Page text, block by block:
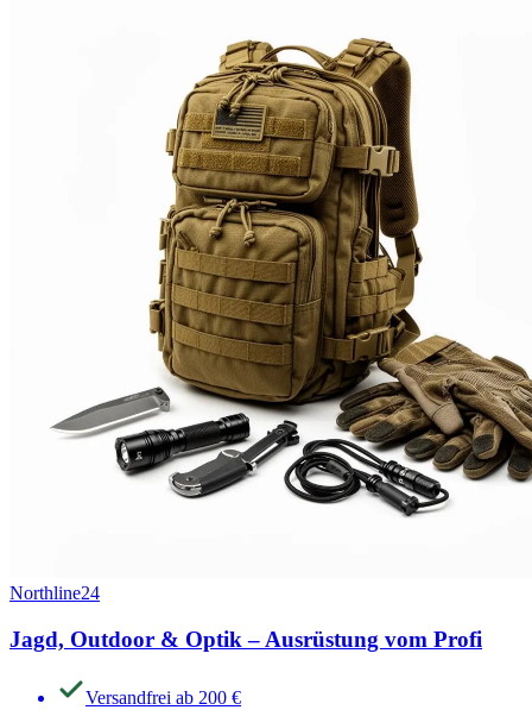
Northline24
Jagd, Outdoor & Optik – Ausrüstung vom Profi
Versandfrei ab 200 €